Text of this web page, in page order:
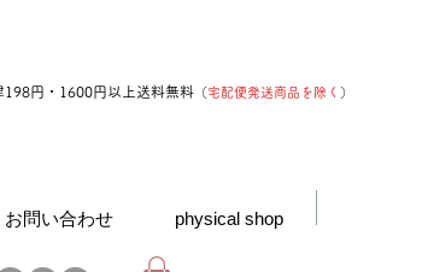
198円・1600円以上送料無料 （宅配便発送商品を除く ）
お問い合わせ physical shop